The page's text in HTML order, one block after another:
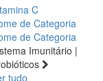
C
de Categoria
de Categoria
Imunitário |
tudo